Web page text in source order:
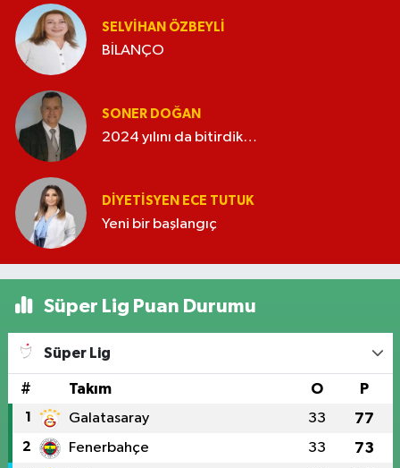
SELVIHAN ÖZBEYLI
BİLANÇO
SONER DOĞAN
2024 yılını da bitirdik…
DIYETISYEN ECE TUTUK
Yeni bir başlangıç
Süper Lig Puan Durumu
Süper Lig
# Takım O P
1 Galatasaray 33 77
2 Fenerbahçe 33 73